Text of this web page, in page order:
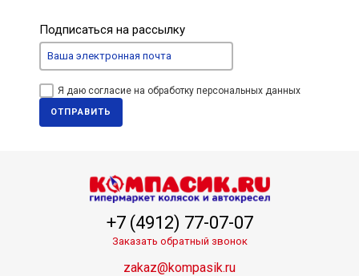
Подписаться на рассылку
Я даю согласие на обработку персональных данных
ОТПРАВИТЬ
+7 (4912) 77-07-07
Заказать обратный звонок
zakaz@kompasik.ru